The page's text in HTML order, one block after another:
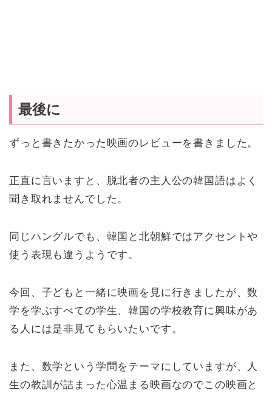
最後に
ずっと書きたかった映画のレビューを書きました。
正直に言いますと、脱北者の主人公の韓国語はよく
聞き取れませんでした。
同じハングルでも、韓国と北朝鮮ではアクセントや
使う表現も違うようです。
今回、子どもと一緒に映画を見に行きましたが、数
学を学ぶすべての学生、韓国の学校教育に興味があ
る人には是非見てもらいたいです。
また、数学という学問をテーマにしていますが、人
生の教訓が詰まった心温まる映画なのでこの映画と